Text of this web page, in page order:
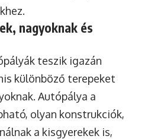
nagyoknak és
teszik igazán
különböző terepeket
Autópálya a
olyan konstrukciók,
a kisgyerekek is,